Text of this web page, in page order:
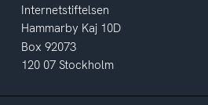
Internetstiftelsen
Hammarby Kaj 10D
Box 92073
120 07 Stockholm